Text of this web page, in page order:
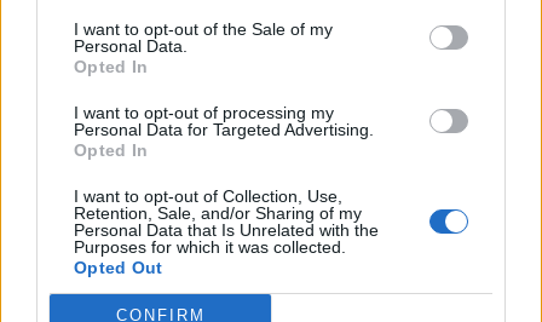
I want to opt-out of the Sale of my
Personal Data.
Opted In
I want to opt-out of processing my
Personal Data for Targeted Advertising.
Opted In
I want to opt-out of Collection, Use,
Retention, Sale, and/or Sharing of my
Personal Data that Is Unrelated with the
Purposes for which it was collected.
Opted Out
CONFIRM